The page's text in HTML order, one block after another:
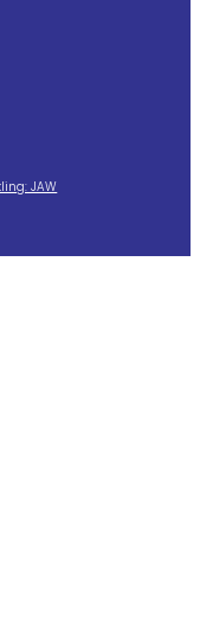
JAW